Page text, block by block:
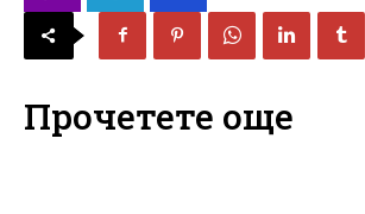
Прочетете още